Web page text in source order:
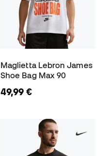
Maglietta Lebron James
Shoe Bag Max 90
49,99 €